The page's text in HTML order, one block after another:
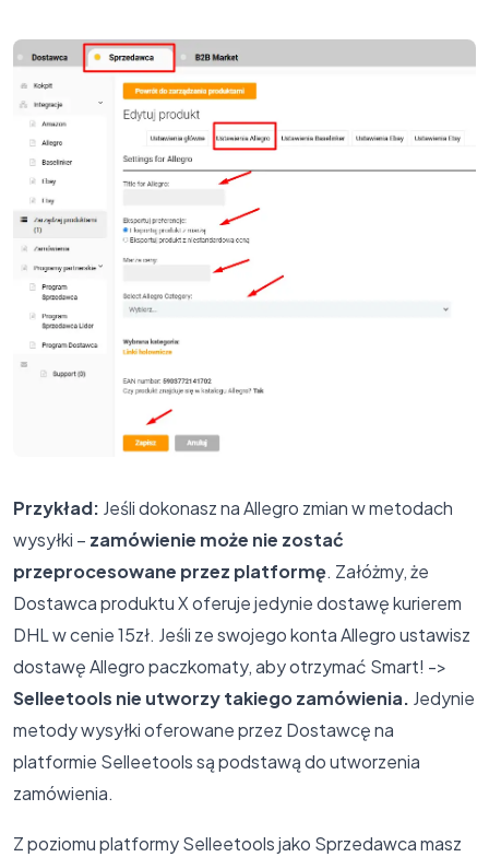
Przykład: Jeśli dokonasz na Allegro zmian w metodach
wysyłki – zamówienie może nie zostać
przeprocesowane przez platformę. Załóżmy, że
Dostawca produktu X oferuje jedynie dostawę kurierem
DHL w cenie 15zł. Jeśli ze swojego konta Allegro ustawisz
dostawę Allegro paczkomaty, aby otrzymać Smart! ->
Selleetools nie utworzy takiego zamówienia. Jedynie
metody wysyłki oferowane przez Dostawcę na
platformie Selleetools są podstawą do utworzenia
zamówienia.
Z poziomu platformy Selleetools jako Sprzedawca masz